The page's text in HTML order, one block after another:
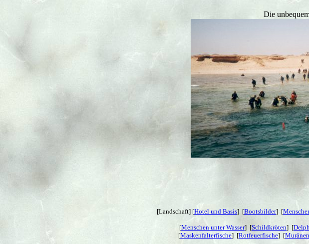
Die
[Landschaft] [Hotel und Basis] [Bootsbilder] [
[Menschen unter Wasser] [Schildkröten] [
[Maskenfalterfische] [Rotfeuerfische] [Muränen